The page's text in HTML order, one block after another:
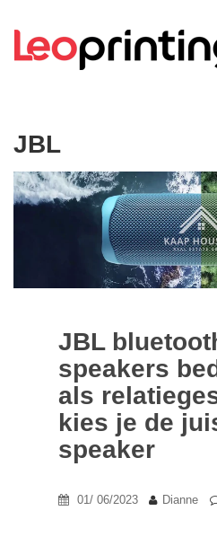
JBL
JBL
speakers
als
kies je de
speaker
01/ 06/2023 Dianne